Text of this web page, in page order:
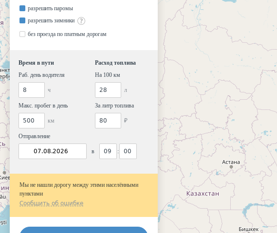
разрешить паромы
разрешить зимники
без проезда по платным дорогам
Время в пути
Раб. день водителя
ч
Макс. пробег в день
км
Отправление
в :
Расход топлива
На 100 км
л
За литр топлива
₽
Мы не нашли дорогу между этими населёнными
пунктами
Сообщить об ошибке